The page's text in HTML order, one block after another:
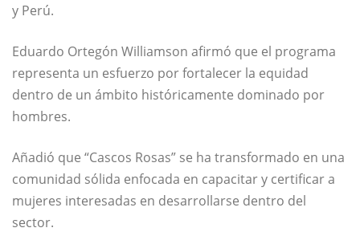
y Perú.
Eduardo Ortegón Williamson afirmó que el programa
representa un esfuerzo por fortalecer la equidad
dentro de un ámbito históricamente dominado por
hombres.
Añadió que “Cascos Rosas” se ha transformado en una
comunidad sólida enfocada en capacitar y certificar a
mujeres interesadas en desarrollarse dentro del
sector.